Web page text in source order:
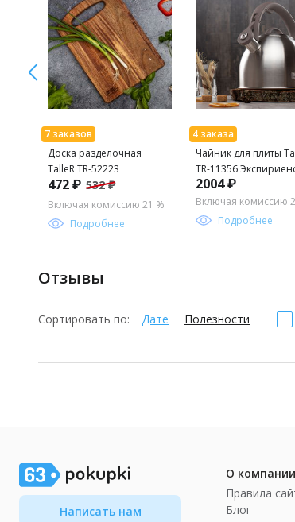
Доска разделочная
TalleR TR-52223
472 ₽ 532 ₽
Включая комиссию 21 %
Подробнее
Чайник для плиты
TR-11356
л
2004 ₽
Включая комиссию
Подробнее
Отзывы
Сортировать по: Дате Полезности
Написать нам
О компании
Правила
Блог